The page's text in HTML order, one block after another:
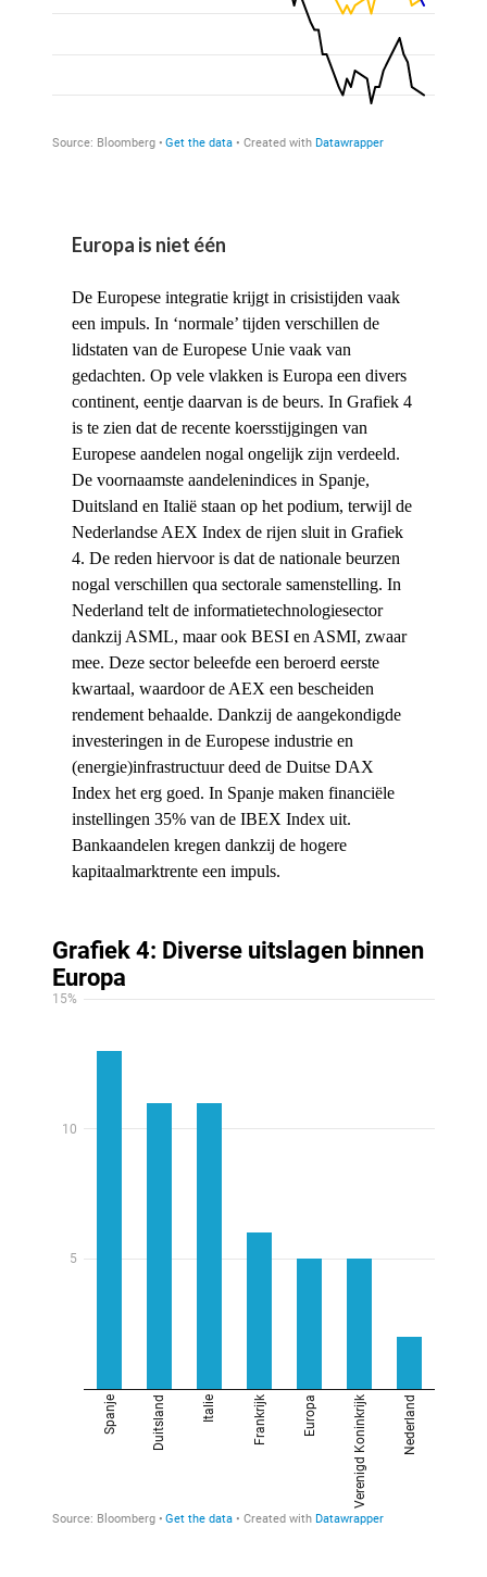
Europa is niet één
De Europese integratie krijgt in crisistijden vaak
een impuls. In ‘normale’ tijden verschillen de
lidstaten van de Europese Unie vaak van
gedachten. Op vele vlakken is Europa een divers
continent, eentje daarvan is de beurs. In Grafiek 4
is te zien dat de recente koersstijgingen van
Europese aandelen nogal ongelijk zijn verdeeld.
De voornaamste aandelenindices in Spanje,
Duitsland en Italië staan op het podium, terwijl de
Nederlandse AEX Index de rijen sluit in Grafiek
4. De reden hiervoor is dat de nationale beurzen
nogal verschillen qua sectorale samenstelling. In
Nederland telt de informatietechnologiesector
dankzij ASML, maar ook BESI en ASMI, zwaar
mee. Deze sector beleefde een beroerd eerste
kwartaal, waardoor de AEX een bescheiden
rendement behaalde. Dankzij de aangekondigde
investeringen in de Europese industrie en
(energie)infrastructuur deed de Duitse DAX
Index het erg goed. In Spanje maken financiële
instellingen 35% van de IBEX Index uit.
Bankaandelen kregen dankzij de hogere
kapitaalmarktrente een impuls.